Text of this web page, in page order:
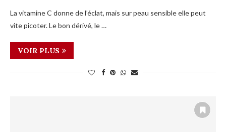
La vitamine C donne de l’éclat, mais sur peau sensible elle peut
vite picoter. Le bon dérivé, le …
VOIR PLUS